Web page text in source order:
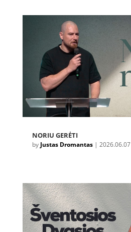
NORIU GERĖTI
by Justas Dromantas| 2026.06.07